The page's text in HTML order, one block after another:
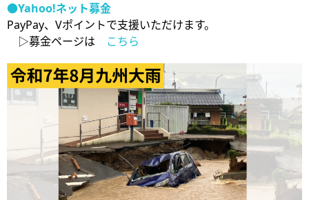
●Yahoo!ネット募金
PayPay、Vポイントで支援いただけます。
▷募金ページは こちら